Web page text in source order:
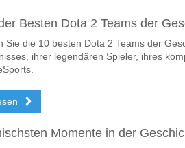
Palencia v Fuenlabrada 15 May
Lieblingsteam, zwischen dem
den Gewinner den Spiel, mit einer
Besten Dota 2 Teams der
Sie die 10 besten Dota 2 Teams der
ihrer legendären Spieler, ihres
Momente in der